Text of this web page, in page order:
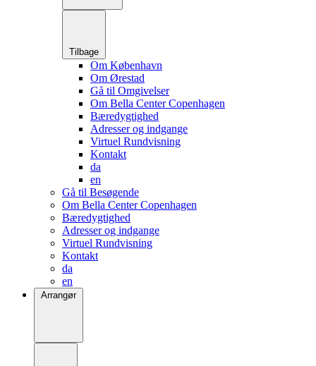
Tilbage
Om København
Om Ørestad
Gå til Omgivelser
Om Bella Center Copenhagen
Bæredygtighed
Adresser og indgange
Virtuel Rundvisning
Kontakt
da
en
Gå til Besøgende
Om Bella Center Copenhagen
Bæredygtighed
Adresser og indgange
Virtuel Rundvisning
Kontakt
da
en
Arrangør